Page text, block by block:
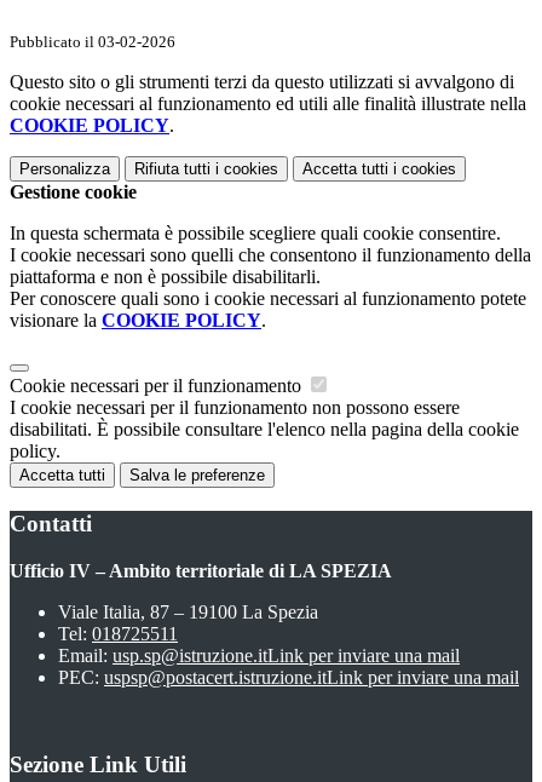
Pubblicato il 03-02-2026
Questo sito o gli strumenti terzi da questo utilizzati si avvalgono di
cookie necessari al funzionamento ed utili alle finalità illustrate nella
COOKIE POLICY.
Personalizza Rifiuta tutti i cookies Accetta tutti i cookies
Gestione cookie
In questa schermata è possibile scegliere quali cookie consentire.
I cookie necessari sono quelli che consentono il funzionamento della
piattaforma e non è possibile disabilitarli.
Per conoscere quali sono i cookie necessari al funzionamento potete
visionare la COOKIE POLICY.
Cookie necessari per il funzionamento
I cookie necessari per il funzionamento non possono essere
disabilitati. È possibile consultare l'elenco nella pagina della cookie
policy.
Accetta tutti Salva le preferenze
Contatti
Ufficio IV – Ambito territoriale di LA SPEZIA
Viale Italia, 87 – 19100 La Spezia
Tel: 018725511
Email: usp.sp@istruzione.itLink per inviare una mail
PEC: uspsp@postacert.istruzione.itLink per inviare una mail
Sezione Link Utili